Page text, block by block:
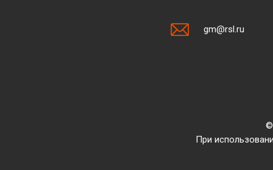
gm@rsl.ru
©️
При